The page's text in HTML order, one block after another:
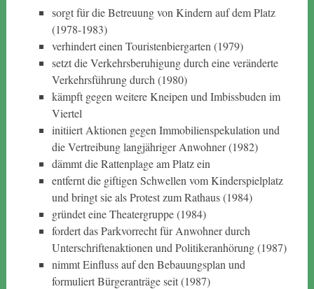
sorgt für die Betreuung von Kindern auf dem Platz
(1978-1983)
verhindert einen Touristenbiergarten (1979)
setzt die Verkehrsberuhigung durch eine veränderte
Verkehrsführung durch (1980)
kämpft gegen weitere Kneipen und Imbissbuden im
Viertel
initiiert Aktionen gegen Immobilienspekulation und
die Vertreibung langjähriger Anwohner (1982)
dämmt die Rattenplage am Platz ein
entfernt die giftigen Schwellen vom Kinderspielplatz
und bringt sie als Protest zum Rathaus (1984)
gründet eine Theatergruppe (1984)
fordert das Parkvorrecht für Anwohner durch
Unterschriftenaktionen und Politikeranhörung (1987)
nimmt Einfluss auf den Bebauungsplan und
formuliert Bürgeranträge seit (1987)